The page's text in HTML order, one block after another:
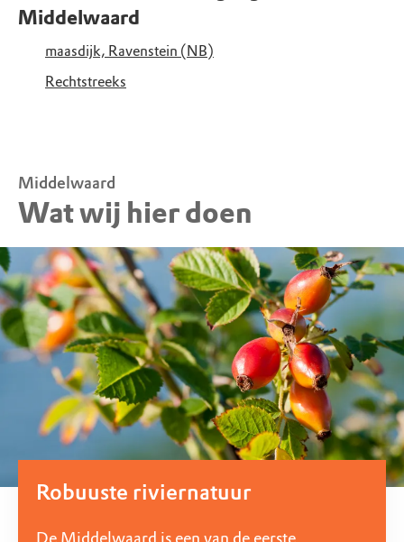
Middelwaard
maasdijk, Ravenstein (NB)
Rechtstreeks
Middelwaard
Wat wij hier doen
Robuuste riviernatuur